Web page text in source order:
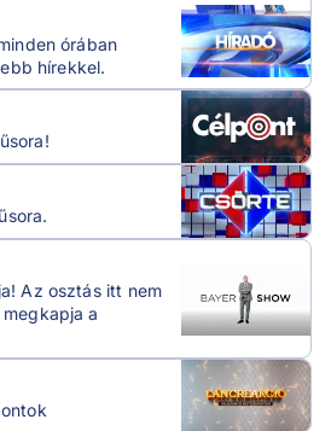
órában
hírekkel.
Az osztás itt nem
a